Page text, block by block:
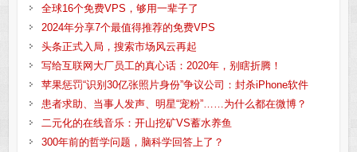
全球16个免费VPS，够用一辈子了
2024年分享7个最值得推荐的免费VPS
头条正式入局，搜索市场风云再起
写给互联网大厂员工的真心话：2020年，别瞎折腾！
苹果惩罚“识别30亿张照片身份”争议公司：封杀iPhone软件
患者求助、当事人发声、明星“宠粉”……为什么都在微博？
二元化的在线音乐：开山挖矿VS蓄水养鱼
300年前的哲学问题，脑科学回答上了？